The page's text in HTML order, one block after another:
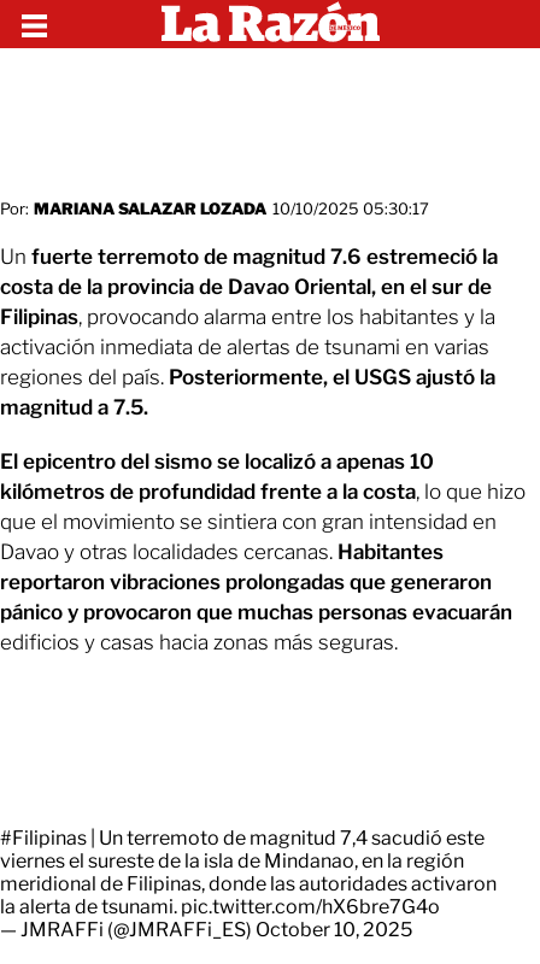
Por: MARIANA SALAZAR LOZADA 10/10/2025 05:30:17
Un fuerte terremoto de magnitud 7.6 estremeció la
costa de la provincia de Davao Oriental, en el sur de
Filipinas, provocando alarma entre los habitantes y la
activación inmediata de alertas de tsunami en varias
regiones del país. Posteriormente, el USGS ajustó la
magnitud a 7.5.
El epicentro del sismo se localizó a apenas 10
kilómetros de profundidad frente a la costa, lo que hizo
que el movimiento se sintiera con gran intensidad en
Davao y otras localidades cercanas. Habitantes
reportaron vibraciones prolongadas que generaron
pánico y provocaron que muchas personas evacuarán
edificios y casas hacia zonas más seguras.
#Filipinas | Un terremoto de magnitud 7,4 sacudió este
viernes el sureste de la isla de Mindanao, en la región
meridional de Filipinas, donde las autoridades activaron
la alerta de tsunami. pic.twitter.com/hX6bre7G4o
— JMRAFFi (@JMRAFFi_ES) October 10, 2025